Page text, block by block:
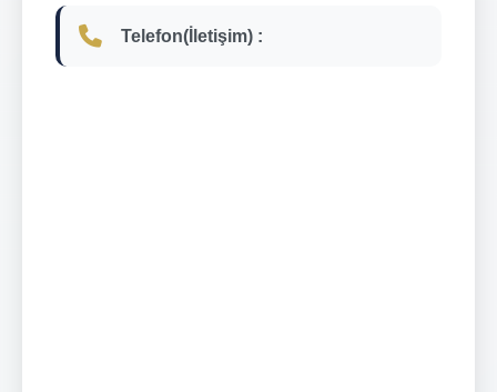
Telefon(İletişim) :